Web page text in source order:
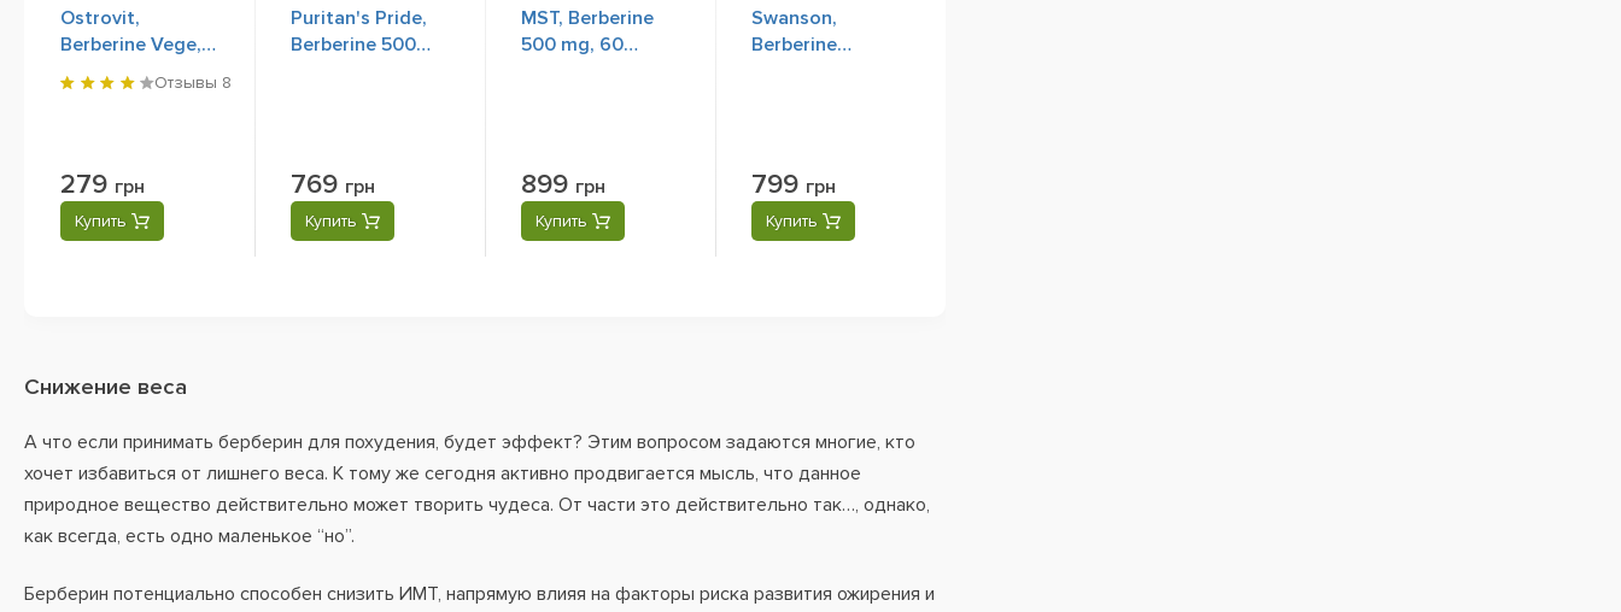
Ostrovit,
Berberine Vege,
90 Tablets Отзывы 8
279 грн
Купить
Puritan's Pride,
Berberine 500
769 грн
Купить
MST, Berberine
500 mg, 60
899 грн
Купить
Swanson,
Berberine
799 грн
Купить
Снижение веса
А что если принимать берберин для похудения, будет эффект? Этим вопросом задаются многие, кто
хочет избавиться от лишнего веса. К тому же сегодня активно продвигается мысль, что данное
природное вещество действительно может творить чудеса. От части это действительно так…, однако,
как всегда, есть одно маленькое “но”.
Берберин потенциально способен снизить ИМТ, напрямую влияя на факторы риска развития ожирения и